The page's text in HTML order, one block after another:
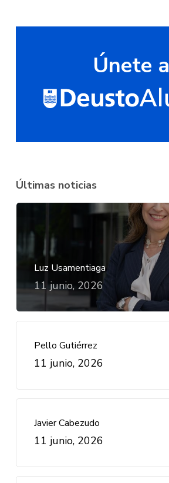
Únete a
Últimas noticias
Luz Usamentiaga
11 junio, 2026
Pello Gutiérrez
11 junio, 2026
Javier Cabezudo
11 junio, 2026